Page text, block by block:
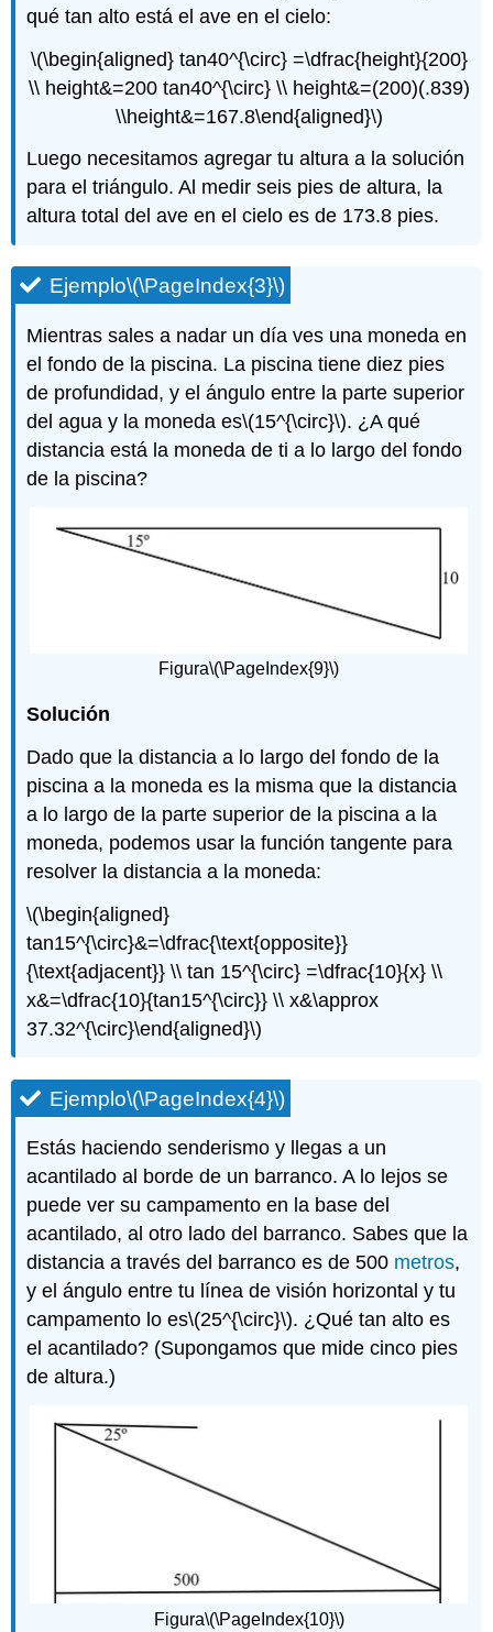
qué tan alto está el ave en el cielo:
\(\begin{aligned} tan40^{\circ} =\dfrac{height}{200}
\\ height&=200 tan40^{\circ} \\ height&=(200)(.839)
\\height&=167.8\end{aligned}\)
Luego necesitamos agregar tu altura a la solución
para el triángulo. Al medir seis pies de altura, la
altura total del ave en el cielo es de 173.8 pies.
Ejemplo\(\PageIndex{3}\)
Mientras sales a nadar un día ves una moneda en
el fondo de la piscina. La piscina tiene diez pies
de profundidad, y el ángulo entre la parte superior
del agua y la moneda es\(15^{\circ}\). ¿A qué
distancia está la moneda de ti a lo largo del fondo
de la piscina?
Figura\(\PageIndex{9}\)
Solución
Dado que la distancia a lo largo del fondo de la
piscina a la moneda es la misma que la distancia
a lo largo de la parte superior de la piscina a la
moneda, podemos usar la función tangente para
resolver la distancia a la moneda:
\(\begin{aligned}
tan15^{\circ}&=\dfrac{\text{opposite}}
{\text{adjacent}} \\ tan 15^{\circ} =\dfrac{10}{x} \\
x&=\dfrac{10}{tan15^{\circ}} \\ x&\approx
37.32^{\circ}\end{aligned}\)
Ejemplo\(\PageIndex{4}\)
Estás haciendo senderismo y llegas a un
acantilado al borde de un barranco. A lo lejos se
puede ver su campamento en la base del
acantilado, al otro lado del barranco. Sabes que la
distancia a través del barranco es de 500 metros,
y el ángulo entre tu línea de visión horizontal y tu
campamento lo es\(25^{\circ}\). ¿Qué tan alto es
el acantilado? (Supongamos que mide cinco pies
de altura.)
Figura\(\PageIndex{10}\)